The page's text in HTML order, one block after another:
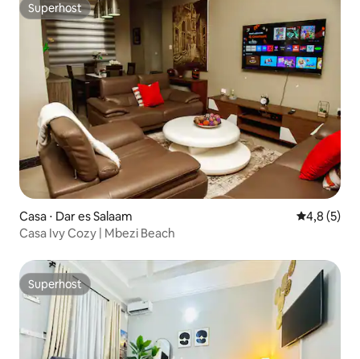
Superhost
Superhost
Casa ⋅ Dar es Salaam 4,8 de
4,8 (5)
Casa Ivy Cozy | Mbezi Beach
Superhost
Superhost